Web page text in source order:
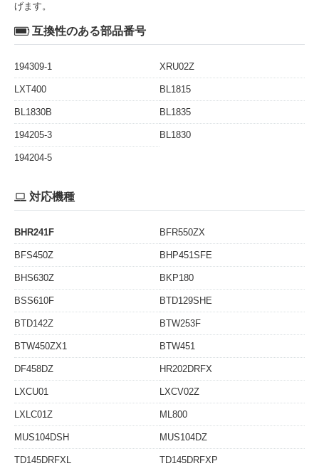
げます。
互換性のある部品番号
194309-1 XRU02Z
LXT400 BL1815
BL1830B BL1835
194205-3 BL1830
194204-5
対応機種
BHR241F BFR550ZX
BFS450Z BHP451SFE
BHS630Z BKP180
BSS610F BTD129SHE
BTD142Z BTW253F
BTW450ZX1 BTW451
DF458DZ HR202DRFX
LXCU01 LXCV02Z
LXLC01Z ML800
MUS104DSH MUS104DZ
TD145DRFXL TD145DRFXP